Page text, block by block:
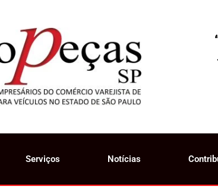
Serviços Notícias